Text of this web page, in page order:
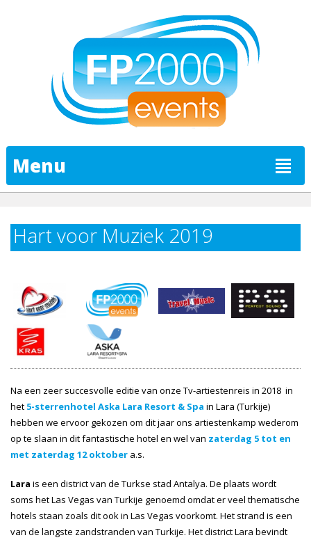
Menu
Hart voor Muziek 2019
Na een zeer succesvolle editie van onze Tv-artiestenreis in 2018 in
het 5-sterrenhotel Aska Lara Resort & Spa in Lara (Turkije)
hebben we ervoor gekozen om dit jaar ons artiestenkamp wederom
op te slaan in dit fantastische hotel en wel van zaterdag 5 tot en
met zaterdag 12 oktober a.s.
Lara is een district van de Turkse stad Antalya. De plaats wordt
soms het Las Vegas van Turkije genoemd omdat er veel thematische
hotels staan zoals dit ook in Las Vegas voorkomt. Het strand is een
van de langste zandstranden van Turkije. Het district Lara bevindt